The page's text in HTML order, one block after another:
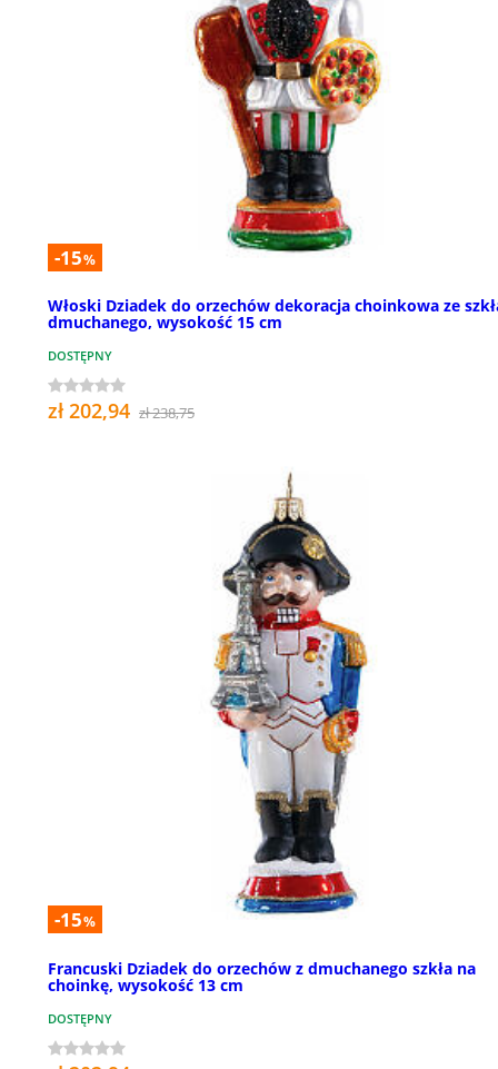
-15%
Włoski Dziadek do orzechów dekoracja choinkowa ze
dmuchanego, wysokość 15 cm
DOSTĘPNY
zł 202,94 zł 238,75
-15%
Francuski Dziadek do orzechów z dmuchanego szkła na
choinkę, wysokość 13 cm
DOSTĘPNY